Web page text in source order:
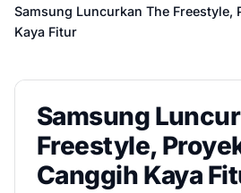
Samsung Luncurkan The Freestyle,
Kaya Fitur
Samsung
Freestyle,
Canggih Kaya